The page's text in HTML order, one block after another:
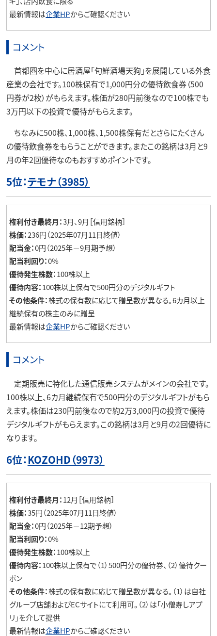
最新情報は企業HPからご確認ください
コメント
首都圏を中心に居酒屋「旬鮮酒場天狗」を展開している外食
産業の会社です。100株保有で1,000円分の優待飲食券（500
円券が2枚）がもらえます。株価が280円前後なので100株でも
3万円以下の投資で優待がもらえます。
ちなみに500株、1,000株、1,500株保有だとさらにたくさん
の優待飲食券をもらうことができます。またこの銘柄は3月と9
月の年2回優待なのもおすすめポイントです。
5位：テモナ（3985）
権利付き最終月：3月、9月［信用銘柄］
株価：236円（2025年07月11日終値）
配当金：0円（2025年－9月期予想）
配当利回り：0%
優待発生株数：100株以上
優待内容：100株以上保有で500円分のデジタルギフト
その他条件：株式の保有数に応じて贈呈数が異なる。6カ月以上
継続保有の株主のみに贈呈
最新情報は企業HPからご確認ください
コメント
定期販売に特化した通信販売システムがメインの会社です。
100株以上、6カ月継続保有で500円分のデジタルギフトがもら
えます。株価は230円前後なので約2万3,000円の投資で優待
デジタルギフトがもらえます。この銘柄は3月と9月の2回優待に
なります。
6位：KOZOHD（9973）
権利付き最終月：12月［信用銘柄］
株価：35円（2025年07月11日終値）
配当金：0円（2025年－12期予想）
配当利回り：0%
優待発生株数：100株以上
優待内容：100株以上保有で（1）500円分の優待券、（2）優待クー
ポン
その他条件：株式の保有数に応じて贈呈数が異なる。（1）は自社
グループ店舗およびECサイトにて利用可。（2）は「小僧寿しアプ
リ」を介して提供
最新情報は企業HPからご確認ください